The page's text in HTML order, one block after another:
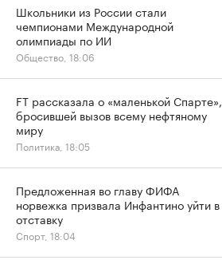
Школьники из России стали
чемпионами Международной
олимпиады по ИИ
Общество, 18:06
FT рассказала о «маленькой Спарте»,
бросившей вызов всему нефтяному
миру
Политика, 18:05
Предложенная во главу ФИФА
норвежка призвала Инфантино уйти в
отставку
Спорт, 18:04